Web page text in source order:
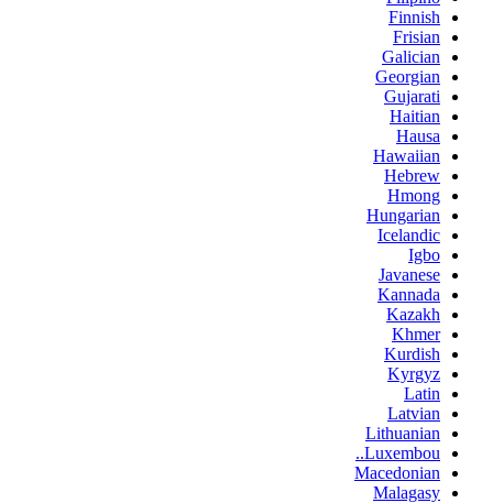
Finnish
Frisian
Galician
Georgian
Gujarati
Haitian
Hausa
Hawaiian
Hebrew
Hmong
Hungarian
Icelandic
Igbo
Javanese
Kannada
Kazakh
Khmer
Kurdish
Kyrgyz
Latin
Latvian
Lithuanian
Luxembou..
Macedonian
Malagasy